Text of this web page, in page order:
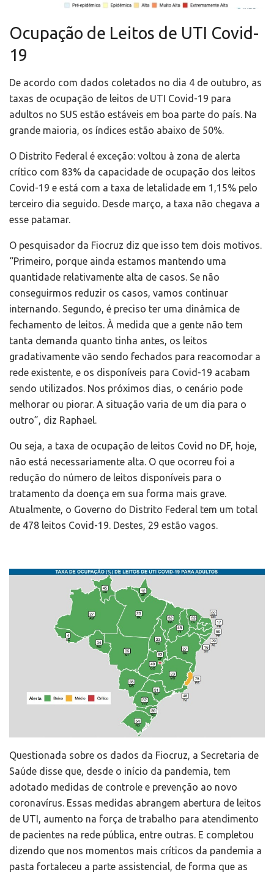
Ocupação de Leitos de UTI Covid-
19
De acordo com dados coletados no dia 4 de outubro, as
taxas de ocupação de leitos de UTI Covid-19 para
adultos no SUS estão estáveis em boa parte do país. Na
grande maioria, os índices estão abaixo de 50%.
O Distrito Federal é exceção: voltou à zona de alerta
crítico com 83% da capacidade de ocupação dos leitos
Covid-19 e está com a taxa de letalidade em 1,15% pelo
terceiro dia seguido. Desde março, a taxa não chegava a
esse patamar.
O pesquisador da Fiocruz diz que isso tem dois motivos.
“Primeiro, porque ainda estamos mantendo uma
quantidade relativamente alta de casos. Se não
conseguirmos reduzir os casos, vamos continuar
internando. Segundo, é preciso ter uma dinâmica de
fechamento de leitos. À medida que a gente não tem
tanta demanda quanto tinha antes, os leitos
gradativamente vão sendo fechados para reacomodar a
rede existente, e os disponíveis para Covid-19 acabam
sendo utilizados. Nos próximos dias, o cenário pode
melhorar ou piorar. A situação varia de um dia para o
outro”, diz Raphael.
Ou seja, a taxa de ocupação de leitos Covid no DF, hoje,
não está necessariamente alta. O que ocorreu foi a
redução do número de leitos disponíveis para o
tratamento da doença em sua forma mais grave.
Atualmente, o Governo do Distrito Federal tem um total
de 478 leitos Covid-19. Destes, 29 estão vagos.
Questionada sobre os dados da Fiocruz, a Secretaria de
Saúde disse que, desde o início da pandemia, tem
adotado medidas de controle e prevenção ao novo
coronavírus. Essas medidas abrangem abertura de leitos
de UTI, aumento na força de trabalho para atendimento
de pacientes na rede pública, entre outras. E completou
dizendo que nos momentos mais críticos da pandemia a
pasta fortaleceu a parte assistencial, de forma que as